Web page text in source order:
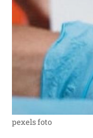
pexels foto